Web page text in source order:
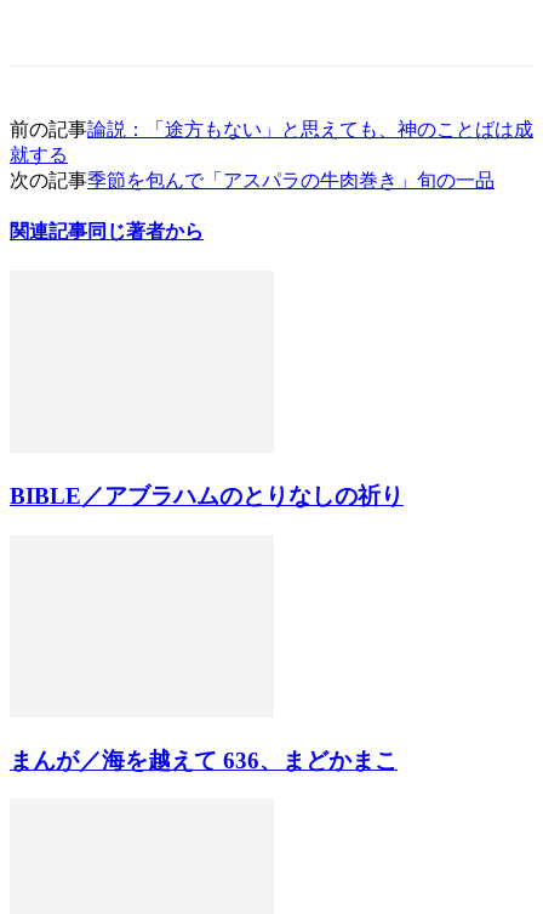
前の記事論説：「途方もない」と思えても、神のことばは成
就する
次の記事季節を包んで「アスパラの牛肉巻き」旬の一品
関連記事同じ著者から
BIBLE／アブラハムのとりなしの祈り
まんが／海を越えて 636、まどかまこ